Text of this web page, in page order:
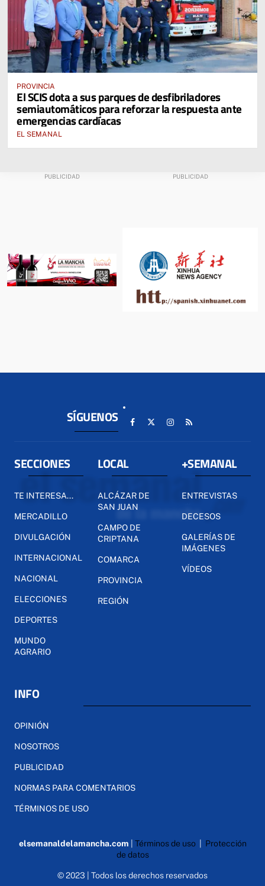
PROVINCIA
El SCIS dota a sus parques de desfibriladores
semiautomáticos para reforzar la respuesta ante
emergencias cardíacas
EL SEMANAL
SÍGUENOS
SECCIONES
TE INTERESA...
MERCADILLO
DIVULGACIÓN
INTERNACIONAL
NACIONAL
ELECCIONES
DEPORTES
MUNDO
AGRARIO
LOCAL
ALCÁZAR DE
SAN JUAN
CAMPO DE
CRIPTANA
COMARCA
PROVINCIA
REGIÓN
+SEMANAL
ENTREVISTAS
DECESOS
GALERÍAS DE
IMÁGENES
VÍDEOS
INFO
OPINIÓN
NOSOTROS
PUBLICIDAD
NORMAS PARA COMENTARIOS
TÉRMINOS DE USO
elsemanaldelamancha.com Términos de uso| Protección
de datos
© 2023 | Todos los derechos reservados